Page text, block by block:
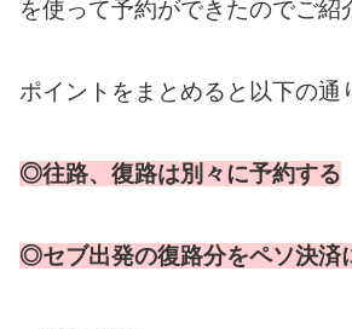
を使って予約ができたのでご紹
ポイントをまとめると以下の通
◎往路、復路は別々に予約する
◎セブ出発の復路分をペソ決済